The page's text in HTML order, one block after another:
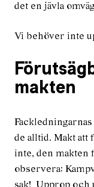
det en jävla
Vi behöver inte
makten
de alltid. Makt att
inte, den makten
observera:
sak! Upprop och